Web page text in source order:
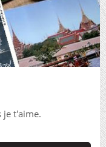
je t'aime.